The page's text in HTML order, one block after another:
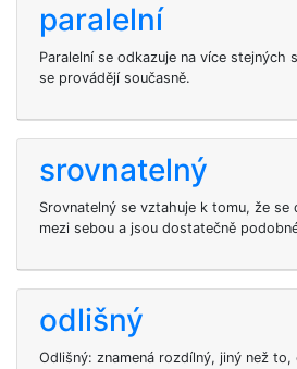
paralelní
Paralelní se odkazuje na více stejných
se provádějí současně.
srovnatelný
Srovnatelný se vztahuje k tomu, že se
mezi sebou a jsou dostatečně
odlišný
Odlišný: znamená rozdílný, jiný než